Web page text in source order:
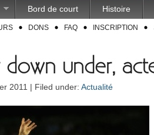
Bord de court Histoire
DONS FAQ INSCRIPTION
down under,
2011 | Filed under: Actualité